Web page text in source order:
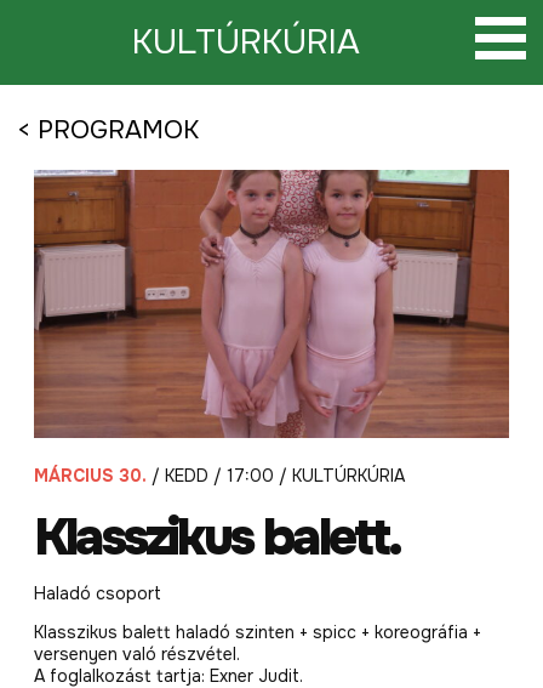
KULTÚRKÚRIA
< PROGRAMOK
MÁRCIUS 30. / KEDD / 17:00 / KULTÚRKÚRIA
Klasszikus balett.
Haladó csoport
Klasszikus balett haladó szinten + spicc + koreográfia +
versenyen való részvétel.
A foglalkozást tartja: Exner Judit.